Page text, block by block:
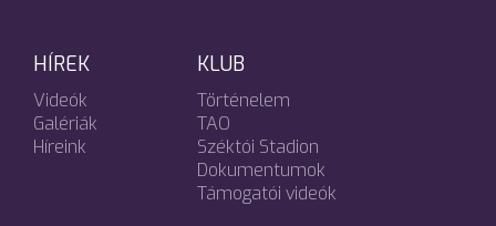
HÍREK
Videók
Galériák
Híreink
KLUB
Történelem
TAO
Széktói Stadion
Dokumentumok
Támogatói videók